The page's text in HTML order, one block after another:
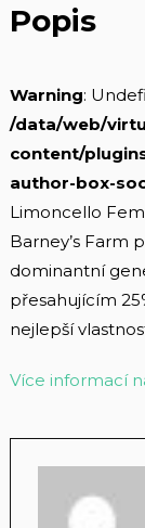
Popis
Warning:
/data/web/
content/
author-box-
Limoncello
Barney’s Farm
dominantní
přesahujícím
nejlepší
Více informací